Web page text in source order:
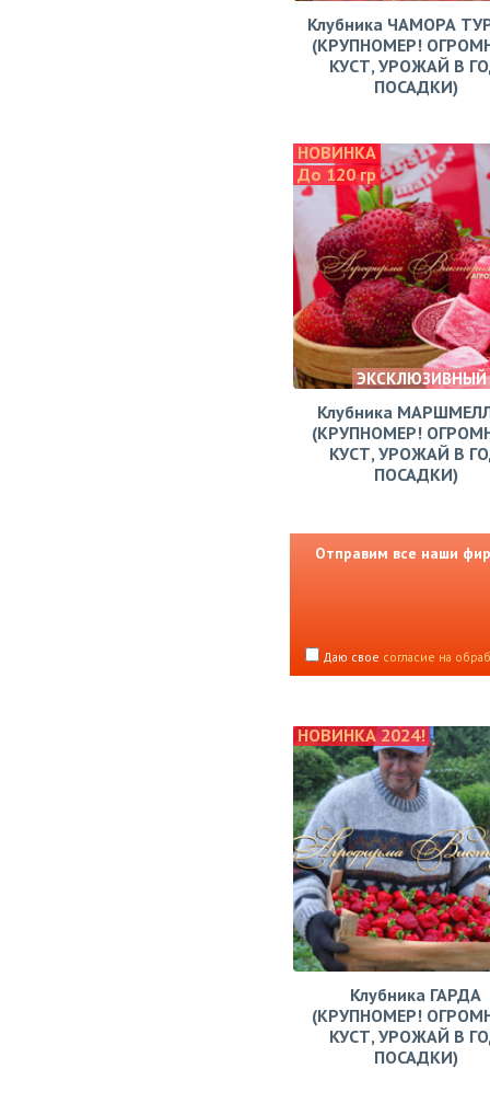
Клубника ЧАМОРА
(КРУПНОМЕР!
КУСТ, УРОЖАЙ В
ПОСАДКИ)
НОВИНКА
До 120 гр
ЭКСКЛЮЗИВНЫЙ
Клубника
(КРУПНОМЕР!
КУСТ, УРОЖАЙ В
ПОСАДКИ)
Отправим все наши
Даю свое согласие на
НОВИНКА 2024!
Клубника ГАРДА
(КРУПНОМЕР!
КУСТ, УРОЖАЙ В
ПОСАДКИ)